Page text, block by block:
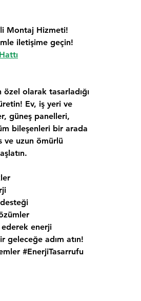
Montaj Hizmeti!
iletişime geçin!
olarak tasarladığı
Ev, iş yeri ve
güneş panelleri,
bileşenleri bir arada
ve uzun ömürlü
ederek enerji
geleceğe adım atın!
#EnerjiTasarrufu